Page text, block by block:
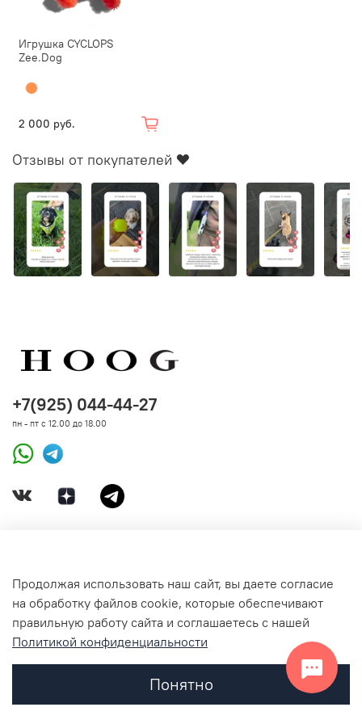
Игрушка CYCLOPS
Zee.Dog
2 000 руб.
Отзывы от покупателей ❤️
СВЯЗАТЬСЯ С НАМИ
+7(925) 044-44-27
пн - пт с 12.00 до 18.00
Продолжая использовать наш сайт, вы даете согласие
на обработку файлов cookie, которые обеспечивают
правильную работу сайта и соглашаетесь с нашей
Политикой конфиденциальности
Понятно